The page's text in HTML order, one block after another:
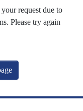
request due to
Please try again